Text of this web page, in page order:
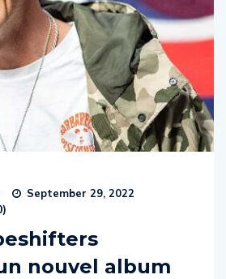
September 29, 2022
)
nouvel album